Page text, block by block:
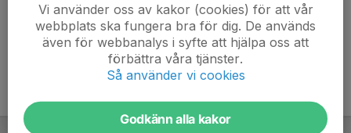
Vi använder oss av kakor (cookies) för att vår
webbplats ska fungera bra för dig. De används
även för webbanalys i syfte att hjälpa oss att
förbättra våra tjänster.
Så använder vi cookies
Godkänn alla kakor